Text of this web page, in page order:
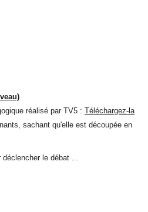
réalisé par TV5 :Téléchargez-la
sachant qu'elle est découpée en
le débat ...